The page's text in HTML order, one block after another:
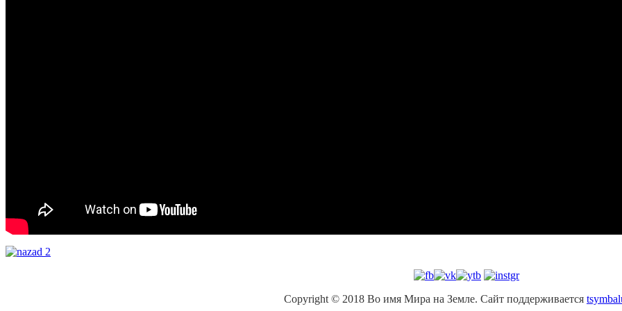
Copyright © 2018 Во имя Мира на Земле. Сайт поддерживается